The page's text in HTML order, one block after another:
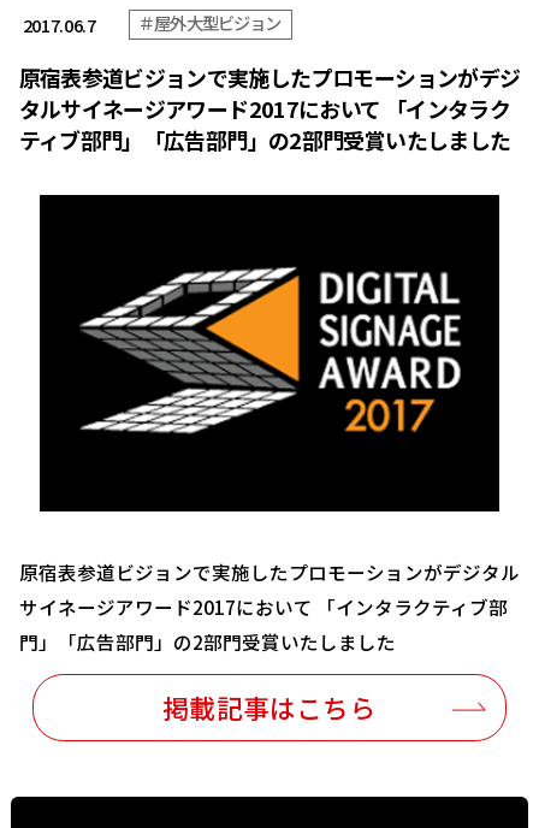
2017.06.7 ＃屋外大型ビジョン
原宿表参道ビジョンで実施したプロモーションがデジ
タルサイネージアワード2017において 「インタラク
ティブ部門」「広告部門」の2部門受賞いたしました
原宿表参道ビジョンで実施したプロモーションがデジタル
サイネージアワード2017において 「インタラクティブ部
門」「広告部門」の2部門受賞いたしました
掲載記事はこちら